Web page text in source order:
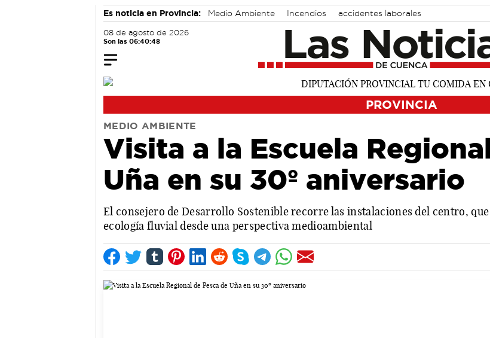
Es noticia en Provincia: Medio Ambiente Incendios accidentes laborales
08 de agosto de 2026
Son las 06:40:49
PROVINCIA
MEDIO AMBIENTE
Visita a la Escuela
Uña en su 30º aniversario
El consejero de Desarrollo Sostenible recorre las instalaciones del centro,
ecología fluvial desde una perspectiva medioambiental